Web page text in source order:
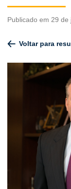
Publicado em 29 de
Voltar para